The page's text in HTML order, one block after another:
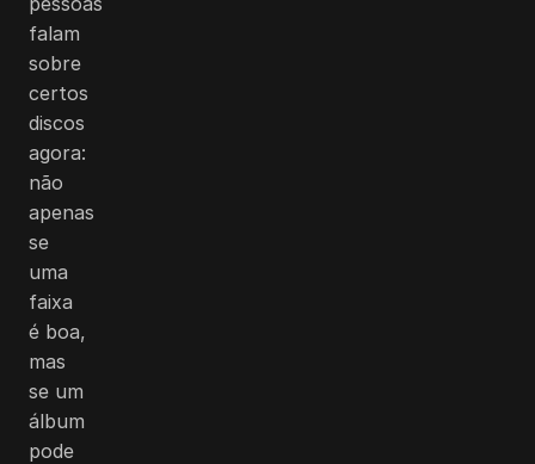
falam
sobre
certos
discos
agora:
não
apenas
se
uma
faixa
é boa,
mas
se um
álbum
pode